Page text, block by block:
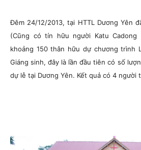
Đêm 24/12/2013, tại HTTL Dương Yên
(Cũng có tín hữu người Katu
khoảng 150 thân hữu dự chương trình
Giáng sinh, đây là lần đầu tiên có số
dự lễ tại Dương Yên. Kết quả có 4 người